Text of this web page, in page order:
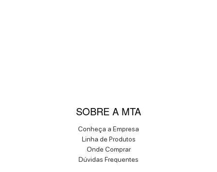
SOBRE A MTA
Conheça a Empresa
Linha de Produtos
Onde Comprar
Dúvidas Frequentes